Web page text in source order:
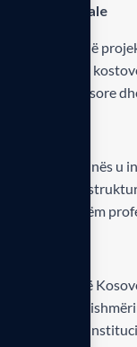
profesionale
buxhetor në
përcaktimin e
cilësore
së Prishtinës u
përfshirë
të vazhdueshëm
Republikës së
Rama, për
për